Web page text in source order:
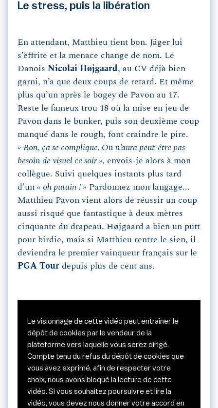
Le stress, puis la libération
En attendant, Matthieu tient bon. Jäger lui
s’effrite et la menace change de nom. Le
Danois Nicolai Højgaard, au CV déjà bien
garni, n’a que deux coups de retard. Et même
plus qu’un après le bogey de Pavon au 17.
Reste le fameux trou 18 où la mise en jeu de
Pavon dans le bunker, puis son deuxième coup
manqué dans le rough, font craindre le pire.
« Bon, ça se complique. On n’aura peut-être pas
besoin de visuel ce soir », envois-je alors à mon
collègue. Suivi quelques instants plus tard
d’un « oh putain ! » Pardonnez mon langage...
Matthieu Pavon vient alors de réussir un coup
aussi risqué que fantastique à deux mètres
cinquante du drapeau. Højgaard a bien un putt
pour birdie, mais si Matthieu rentre le sien, il
deviendra le premier vainqueur français sur le
PGA Tour depuis plus de cent ans.
Le visionnage de cette vidéo peut entraîner le
dépôt de cookies par le vendeur de la
plateforme vers laquelle vous serez dirigé.
Compte tenu du refus du dépôt de cookies que
vous avez exprimé, afin de respecter votre
choix, nous avons bloqué la lecture de cette
vidéo. Si vous souhaitez poursuivre et lire la
vidéo, vous devez nous donner votre accord en